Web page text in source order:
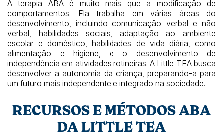
A terapia ABA é muito mais que a modificação de
comportamentos. Ela trabalha em várias áreas do
desenvolvimento, incluindo comunicação verbal e não
verbal, habilidades sociais, adaptação ao ambiente
escolar e doméstico, habilidades de vida diária, como
alimentação e higiene, e o desenvolvimento de
independência em atividades rotineiras. A Little TEA busca
desenvolver a autonomia da criança, preparando-a para
um futuro mais independente e integrado na sociedade.
RECURSOS E MÉTODOS ABA
DA LITTLE TEA